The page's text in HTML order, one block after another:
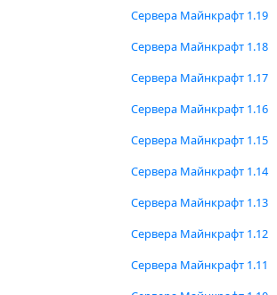
Сервера Майнкрафт 1.19
Сервера Майнкрафт 1.18
Сервера Майнкрафт 1.17
Сервера Майнкрафт 1.16
Сервера Майнкрафт 1.15
Сервера Майнкрафт 1.14
Сервера Майнкрафт 1.13
Сервера Майнкрафт 1.12
Сервера Майнкрафт 1.11